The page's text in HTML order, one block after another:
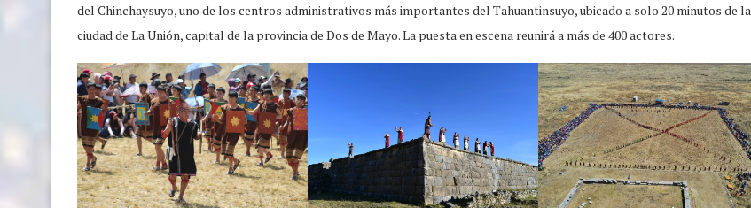
del Chinchaysuyo, uno de los centros administrativos más importantes del Tahuantinsuyo, ubicado a solo 20 minutos de la
ciudad de La Unión, capital de la provincia de Dos de Mayo. La puesta en escena reunirá a más de 400 actores.